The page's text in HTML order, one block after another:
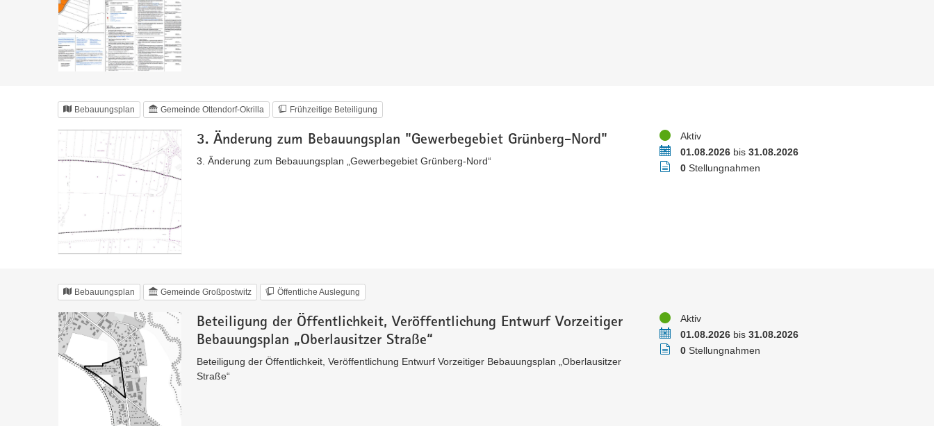
Bebauungsplan Gemeinde Ottendorf-Okrilla Frühzeitige Beteiligung
3. Änderung zum Bebauungsplan "Gewerbegebiet Grünberg-Nord"
3. Änderung zum Bebauungsplan „Gewerbegebiet Grünberg-Nord“
StatusAktiv
Zeitraum01.08.2026 bis31.08.2026
Stellungnahmen
0 Stellungnahmen
Bebauungsplan Gemeinde Großpostwitz Öffentliche Auslegung
Beteiligung der Öffentlichkeit, Veröffentlichung Entwurf Vorzeitiger
Bebauungsplan „Oberlausitzer Straße“
Beteiligung der Öffentlichkeit, Veröffentlichung Entwurf Vorzeitiger Bebauungsplan „Oberlausitzer
Straße“
StatusAktiv
Zeitraum01.08.2026 bis31.08.2026
Stellungnahmen
0 Stellungnahmen